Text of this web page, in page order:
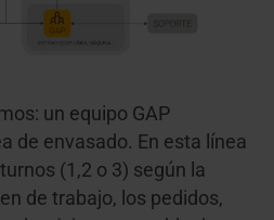
un equipo GAP
de envasado. En esta línea
(1,2 o 3) según la
de trabajo, los pedidos,